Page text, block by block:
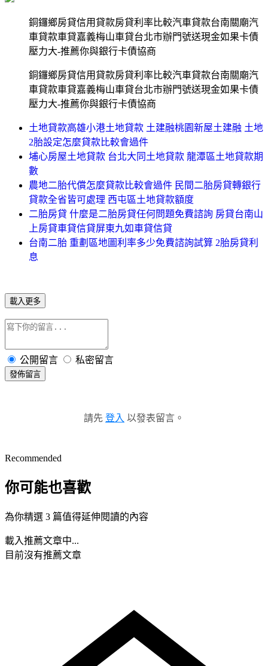
銅鑼鄉房貸信用貸款房貸利率比較汽車貸款台南關廟汽
車貸款車貸嘉義梅山車貸台北市辦門號送現金如果卡債
壓力大-推薦你與銀行卡債協商
銅鑼鄉房貸信用貸款房貸利率比較汽車貸款台南關廟汽
車貸款車貸嘉義梅山車貸台北市辦門號送現金如果卡債
壓力大-推薦你與銀行卡債協商
土地貸款高雄小港土地貸款 土建融桃園新屋土建融 土地
2胎設定怎麼貸款比較會過件
埔心房屋土地貸款 台北大同土地貸款 龍潭區土地貸款期
數
農地二胎代償怎麼貸款比較會過件 民間二胎房貸轉銀行
貸款全省皆可處理 西屯區土地貸款額度
二胎房貸 什麼是二胎房貸任何問題免費諮詢 房貸台南山
上房貸車貸信貸屏東九如車貸信貸
台南二胎 重劃區地圖利率多少免費諮詢試算 2胎房貸利
息
載入更多
公開留言 私密留言
發佈留言
請先 登入 以發表留言。
Recommended
你可能也喜歡
為你精選 3 篇值得延伸閱讀的內容
載入推薦文章中...
目前沒有推薦文章